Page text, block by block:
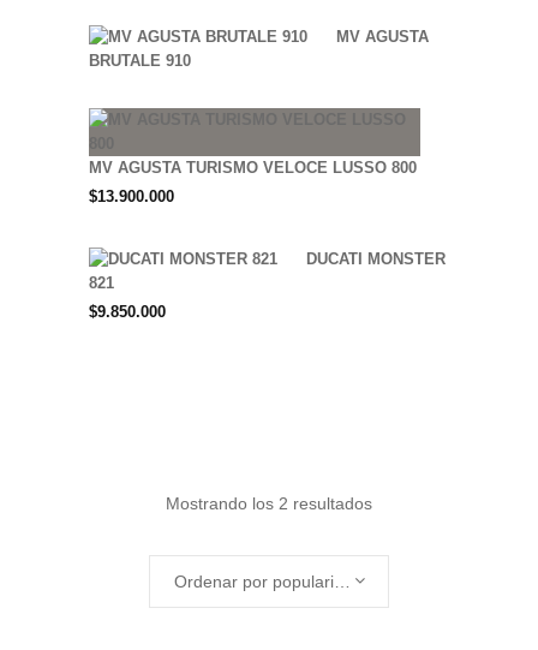
MV AGUSTA
BRUTALE 910
MV AGUSTA TURISMO VELOCE LUSSO 800
$13.900.000
DUCATI MONSTER
821
$9.850.000
Mostrando los 2 resultadosOrdenado
Ordenar por popularidad